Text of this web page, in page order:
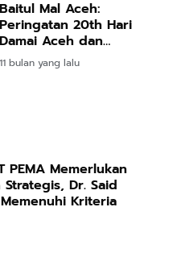
Baitul Mal Aceh:
Peringatan 20th Hari
Damai Aceh dan
Semangat Berzakat
11 bulan yang lalu
PEMA Memerlukan
Dr. Said
Kriteria